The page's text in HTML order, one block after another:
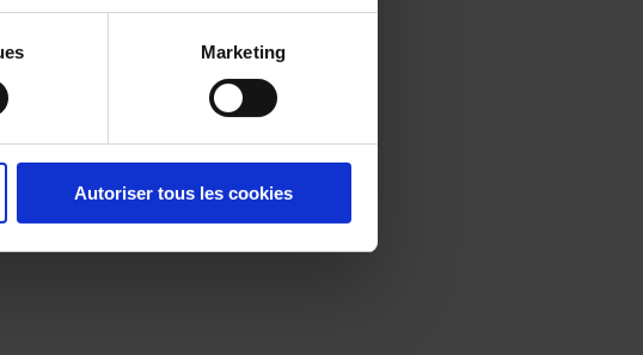
Marketing
Autoriser tous les cookies